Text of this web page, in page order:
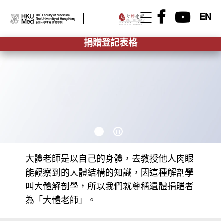
EN
捐贈登記表格
大體老師是以自己的身體，去教授他人肉眼
能觀察到的人體結構的知識，因這種解剖學
叫大體解剖學，所以我們就尊稱遺體捐贈者
為「大體老師」。